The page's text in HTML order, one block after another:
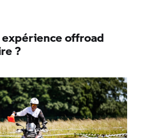
offroad
?